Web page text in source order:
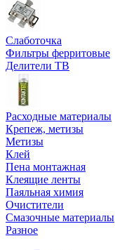
Слаботочка
Фильтры ферритовые
Делители ТВ
Расходные материалы
Крепеж, метизы
Метизы
Клей
Пена монтажная
Клеящие ленты
Паяльная химия
Очистители
Смазочные материалы
Разное